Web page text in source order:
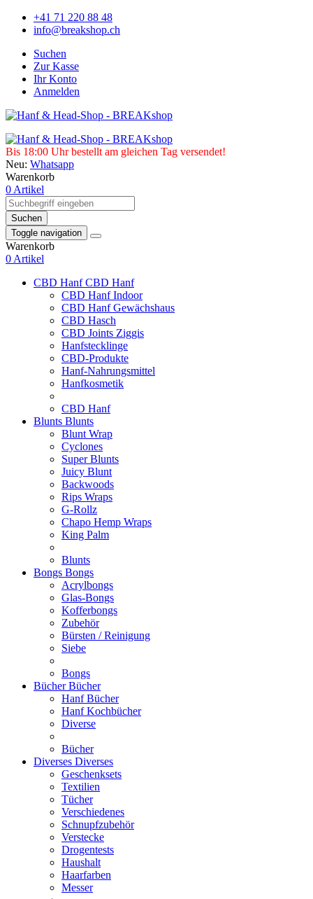
+41 71 220 88 48
info@breakshop.ch
Suchen
Zur Kasse
Ihr Konto
Anmelden
Bis 18:00 Uhr bestellt am gleichen Tag versendet!
Neu: Whatsapp
Warenkorb
0 Artikel
Suchen
Toggle navigation
Warenkorb
0 Artikel
CBD HanfCBD Hanf
CBD Hanf Indoor
CBD Hanf Gewächshaus
CBD Hasch
CBD Joints Ziggis
Hanfstecklinge
CBD-Produkte
Hanf-Nahrungsmittel
Hanfkosmetik
CBD Hanf
Blunts Blunts
Blunt Wrap
Cyclones
Super Blunts
Juicy Blunt
Backwoods
Rips Wraps
G-Rollz
Chapo Hemp Wraps
King Palm
Blunts
Bongs Bongs
Acrylbongs
Glas-Bongs
Kofferbongs
Zubehör
Bürsten / Reinigung
Siebe
Bongs
BücherBücher
Hanf Bücher
Hanf Kochbücher
Diverse
Bücher
Diverses Diverses
Geschenksets
Textilien
Tücher
Verschiedenes
Schnupfzubehör
Verstecke
Drogentests
Haushalt
Haarfarben
Messer